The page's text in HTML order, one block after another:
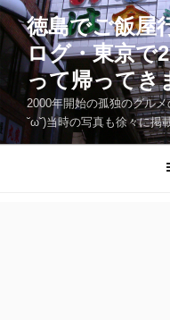
コ
ン
テ
ツ
へ
ス
徳島でご飯屋
ログ・東京で
って帰ってき
2000年開始の孤独のグル
˘ω˘)当時の写真も徐々に掲